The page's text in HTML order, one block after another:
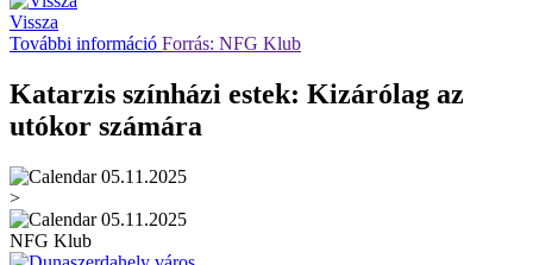
Vissza
További információ Forrás: NFG Klub
Katarzis színházi estek: Kizárólag az
utókor számára
05.11.2025
>
05.11.2025
NFG Klub